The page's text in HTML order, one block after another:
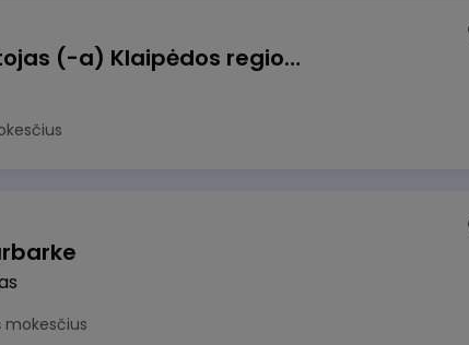
Pagalbinis darbuotojas (-a) Klaipėdos regioninėje kepykloje (indų plovime)
mokesčius